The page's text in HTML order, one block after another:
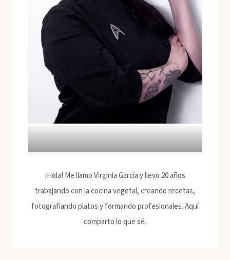
¡Hola! Me llamo Virginia García y llevo 20 años
trabajando con la cocina vegetal, creando recetas,
fotografiando platos y formando profesionales. Aquí
comparto lo que sé.